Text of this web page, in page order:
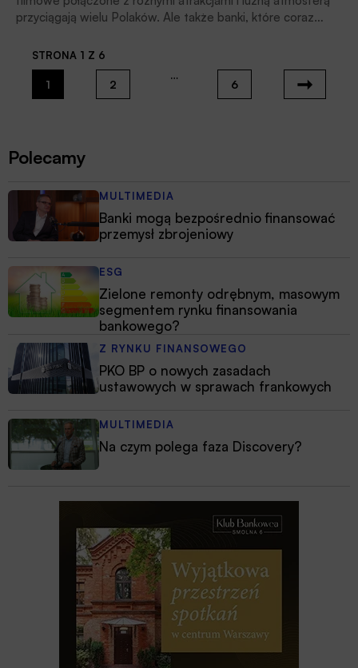
przyciągają wielu Polaków. Ale także banki, które coraz
Dlaczego instytucje finansowe, kojarzone raczej z powagą,
procedurami i kredytami hipotecznymi, inwestują we
wspieranie kultury popularnej i chcą być z nią kojarzone?
STRONA 1 Z 6
1 2
…
6
Polecamy
MULTIMEDIA
Banki mogą bezpośrednio finansować
przemysł zbrojeniowy
ESG
Zielone remonty odrębnym, masowym
segmentem rynku finansowania
bankowego?
Z RYNKU FINANSOWEGO
PKO BP o nowych zasadach
ustawowych w sprawach frankowych
MULTIMEDIA
Na czym polega faza Discovery?